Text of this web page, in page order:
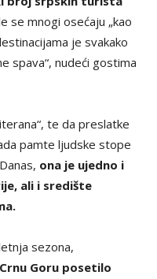
se mnogi osećaju „kao
je svakako
spava“, nudeći gostima
te da preslatke
pamte ljudske stope
ona je ujedno i
ali i središte
sezona,
Crnu Goru posetilo